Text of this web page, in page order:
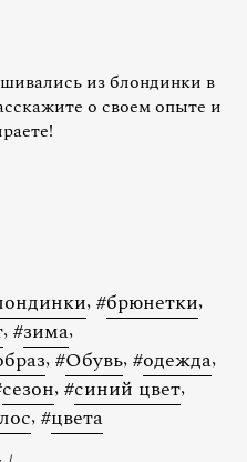
из блондинки в
о своем опыте и
, #брюнетки,
, #зима,
, #Обувь, #одежда,
сезон, #синий цвет,
, #цвета